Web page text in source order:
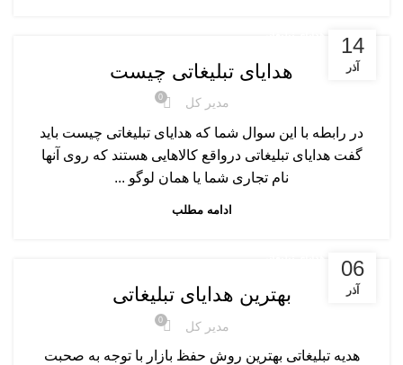
14
آذر هدایای تبلیغاتی چیست
مدیر کل 0
در رابطه با این سوال شما که هدایای تبلیغاتی چیست باید
گفت هدایای تبلیغاتی درواقع کالاهایی هستند که روی آنها
نام تجاری شما یا همان لوگو ...
ادامه مطلب
06
آذر
مقالات هدایای تبلیغاتی
بهترین هدایای تبلیغاتی
مدیر کل 0
هدیه تبلیغاتی بهترین روش حفظ بازار با توجه به صحبت